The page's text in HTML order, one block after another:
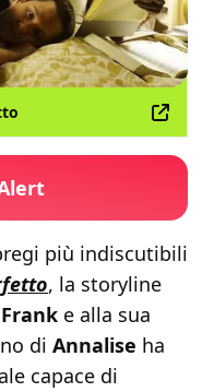
più indiscutibili
, la storyline
Frank e alla sua
di Annalise ha
capace di